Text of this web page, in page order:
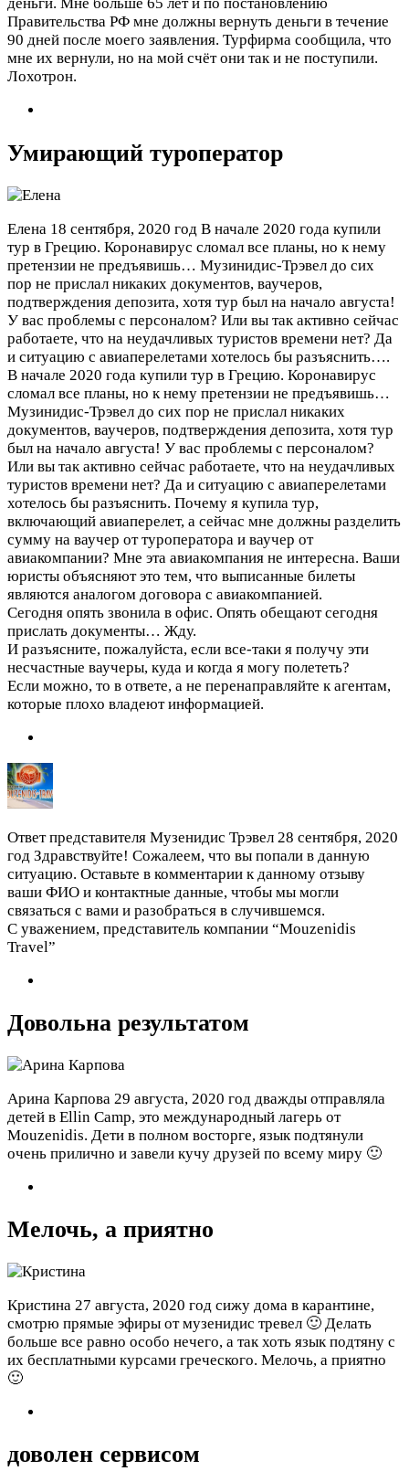
деньги. Мне больше 65 лет и по постановлению
Правительства РФ мне должны вернуть деньги в течение
90 дней после моего заявления. Турфирма сообщила, что
мне их вернули, но на мой счёт они так и не поступили.
Лохотрон.
Умирающий туроператор
Елена 18 сентября, 2020 год В начале 2020 года купили
тур в Грецию. Коронавирус сломал все планы, но к нему
претензии не предъявишь… Музинидис-Трэвел до сих
пор не прислал никаких документов, ваучеров,
подтверждения депозита, хотя тур был на начало августа!
У вас проблемы с персоналом? Или вы так активно сейчас
работаете, что на неудачливых туристов времени нет? Да
и ситуацию с авиаперелетами хотелось бы разъяснить….
В начале 2020 года купили тур в Грецию. Коронавирус
сломал все планы, но к нему претензии не предъявишь…
Музинидис-Трэвел до сих пор не прислал никаких
документов, ваучеров, подтверждения депозита, хотя тур
был на начало августа! У вас проблемы с персоналом?
Или вы так активно сейчас работаете, что на неудачливых
туристов времени нет? Да и ситуацию с авиаперелетами
хотелось бы разъяснить. Почему я купила тур,
включающий авиаперелет, а сейчас мне должны разделить
сумму на ваучер от туроператора и ваучер от
авиакомпании? Мне эта авиакомпания не интересна. Ваши
юристы объясняют это тем, что выписанные билеты
являются аналогом договора с авиакомпанией.
Сегодня опять звонила в офис. Опять обещают сегодня
прислать документы… Жду.
И разъясните, пожалуйста, если все-таки я получу эти
несчастные ваучеры, куда и когда я могу полететь?
Если можно, то в ответе, а не перенаправляйте к агентам,
которые плохо владеют информацией.
Ответ представителя Музенидис Трэвел 28 сентября, 2020
год Здравствуйте! Сожалеем, что вы попали в данную
ситуацию. Оставьте в комментарии к данному отзыву
ваши ФИО и контактные данные, чтобы мы могли
связаться с вами и разобраться в случившемся.
С уважением, представитель компании “Mouzenidis
Travel”
Довольна результатом
Арина Карпова 29 августа, 2020 год дважды отправляла
детей в Ellin Camp, это международный лагерь от
Mouzenidis. Дети в полном восторге, язык подтянули
очень прилично и завели кучу друзей по всему миру 🙂
Мелочь, а приятно
Кристина 27 августа, 2020 год сижу дома в карантине,
смотрю прямые эфиры от музенидис тревел 🙂 Делать
больше все равно особо нечего, а так хоть язык подтяну с
их бесплатными курсами греческого. Мелочь, а приятно
🙂
доволен сервисом